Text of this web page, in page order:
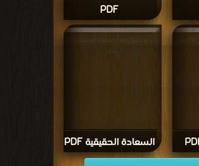
PDF
السعادة الحقيقية PDF
مجانا